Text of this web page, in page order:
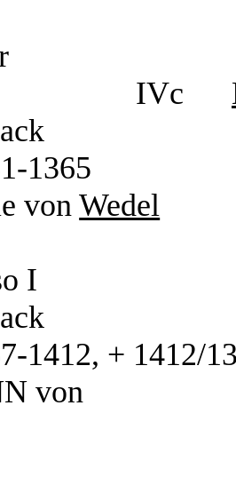
1365
vonWedel
1412, + 1412/
von